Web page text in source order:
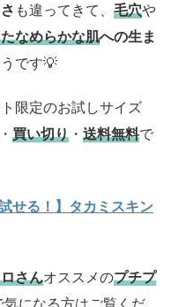
も違ってきて、 毛穴や
なめらかな肌への生ま
です💡
限定のお試しサイズ
・ 買い切り ・ 送料無料で
せる！】タカミスキン
さんオススメのプチプ